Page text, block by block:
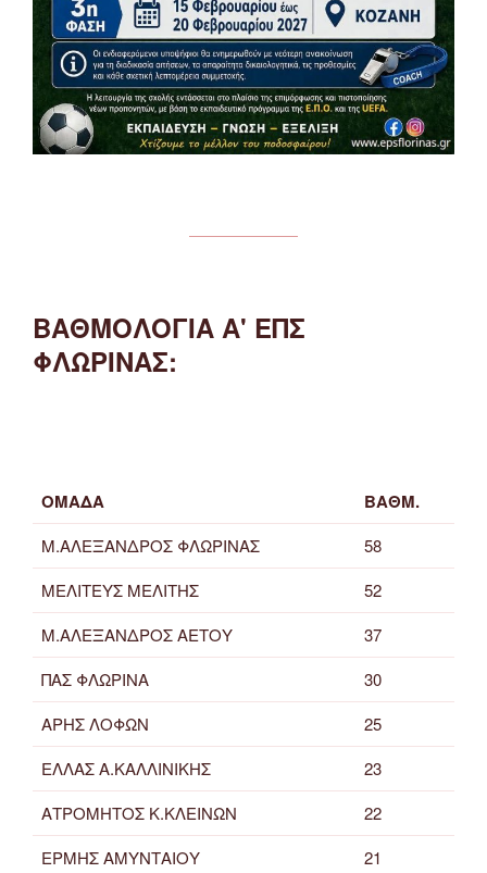
ΒΑΘΜΟΛΟΓΙΑ Α' ΕΠΣ
ΦΛΩΡΙΝΑΣ:
ΟΜΑΔΑ ΒΑΘΜ.
Μ.ΑΛΕΞΑΝΔΡΟΣ ΦΛΩΡΙΝΑΣ
58
ΜΕΛΙΤΕΥΣ ΜΕΛΙΤΗΣ
52
Μ.ΑΛΕΞΑΝΔΡΟΣ ΑΕΤΟΥ
37
ΠΑΣ ΦΛΩΡΙΝΑ
30
ΑΡΗΣ ΛΟΦΩΝ
25
ΕΛΛΑΣ Α.ΚΑΛΛΙΝΙΚΗΣ
23
ΑΤΡΟΜΗΤΟΣ Κ.ΚΛΕΙΝΩΝ
22
ΕΡΜΗΣ ΑΜΥΝΤΑΙΟΥ
21